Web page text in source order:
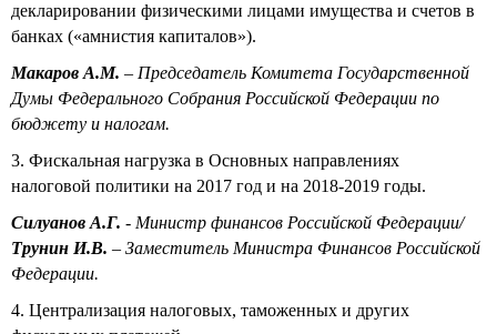
декларировании физическими лицами имущества и счетов в
банках («амнистия капиталов»).
Макаров А.М. – Председатель Комитета Государственной
Думы Федерального Собрания Российской Федерации по
бюджету и налогам.
3. Фискальная нагрузка в Основных направлениях
налоговой политики на 2017 год и на 2018-2019 годы.
Силуанов А.Г. - Министр финансов Российской Федерации/
Трунин И.В. – Заместитель Министра Финансов Российской
Федерации.
4. Централизация налоговых, таможенных и других